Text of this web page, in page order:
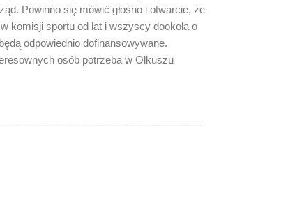
Powinno się mówić głośno i otwarcie, że
komisji sportu od lat i wszyscy dookoła o
odpowiednio dofinansowywane.
osób potrzeba w Olkuszu